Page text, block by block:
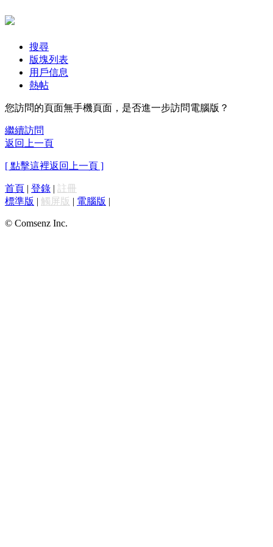
搜尋
版塊列表
用戶信息
熱帖
您訪問的頁面無手機頁面，是否進一步訪問電腦版？
繼續訪問
返回上一頁
[ 點擊這裡返回上一頁 ]
首頁 | 登錄 | 註冊
標準版 | 觸屏版 | 電腦版 |
© Comsenz Inc.